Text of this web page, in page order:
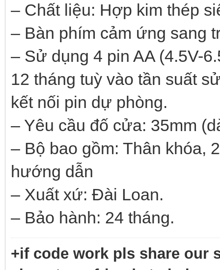
– Chất liệu: Hợp kim thép
– Bàn phím cảm ứng sang
– Sử dụng 4 pin AA (4.5V-
12 tháng tuỳ vào tần suất
kết nối pin dự phòng.
– Yêu cầu đố cửa: 35mm
– Bộ bao gồm: Thân khóa,
hướng dẫn
– Xuất xứ: Đài Loan.
– Bảo hành: 24 tháng.
+if code work pls share our